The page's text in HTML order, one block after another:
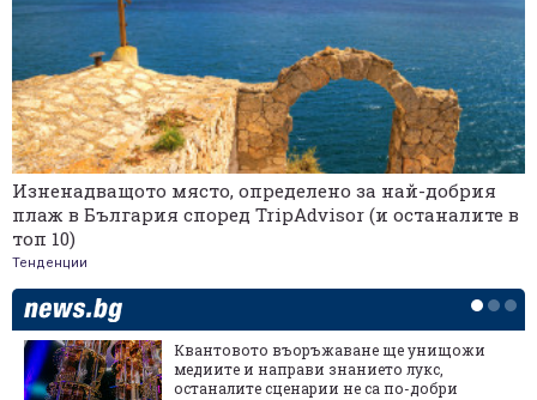
Изненадващото място, определено за най-добрия
плаж в България според TripAdvisor (и останалите в
топ 10)
Тенденции
Квантовото въоръжаване ще унищожи
медиите и направи знанието лукс,
останалите сценарии не са по-добри